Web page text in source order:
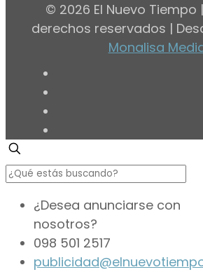
© 2026 El Nuevo Tiempo
derechos reservados |
Monalisa
¿Desea anunciarse con
nosotros?
098 501 2517